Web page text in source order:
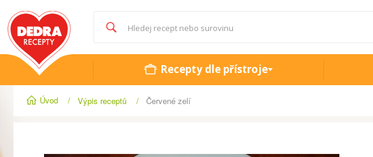
Recepty dle přístroje
Úvod / Výpis receptů / Červené zelí